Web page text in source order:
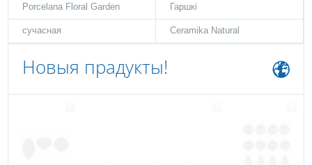
Porcelana Floral Garden Гаршкі
сучасная Ceramika Natural
Новыя прадукты!